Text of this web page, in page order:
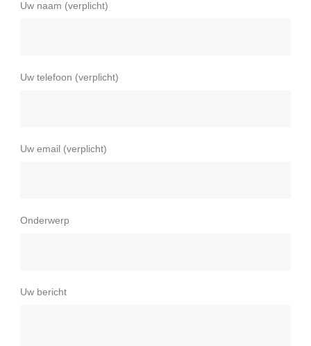
Uw naam (verplicht)
Uw telefoon (verplicht)
Uw email (verplicht)
Onderwerp
Uw bericht